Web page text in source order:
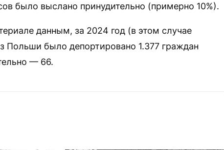
было выслано принудительно (примерно 10%).
данным, за 2024 год (в этом случае
Польши было депортировано 1.377 граждан
— 66.